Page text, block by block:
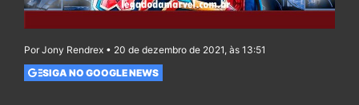
Por Jony Rendrex • 20 de dezembro de 2021, às 13:51
SIGA NO GOOGLE NEWS